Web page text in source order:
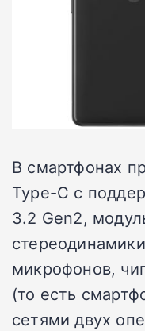
В смартфонах
Type-C с
3.2 Gen2,
микрофонов,
(то есть
сетями двух